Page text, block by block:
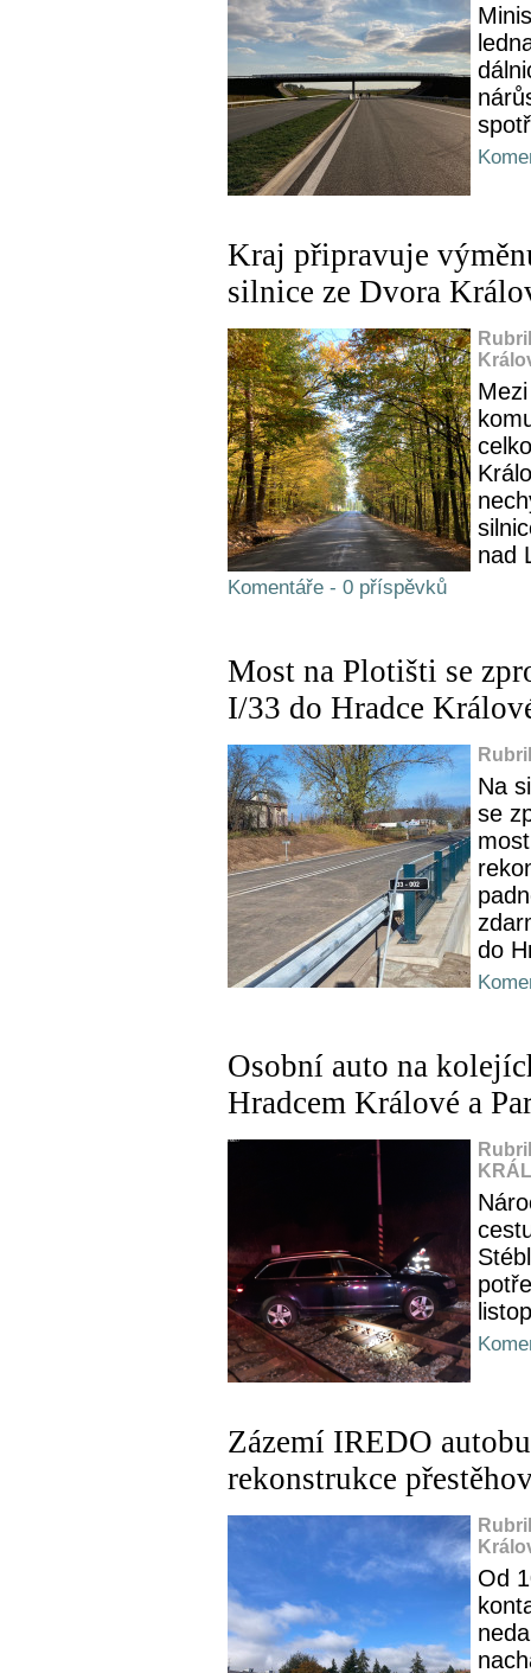
Kraj připravuje
silnice ze Dvora
nad
Komentáře - 0 příspěvků
Most na Plotišti se
I/33 do Hradce
Na
se
do
Osobní auto na
Hradcem Králové a
Zázemí IREDO
rekonstrukce
Od